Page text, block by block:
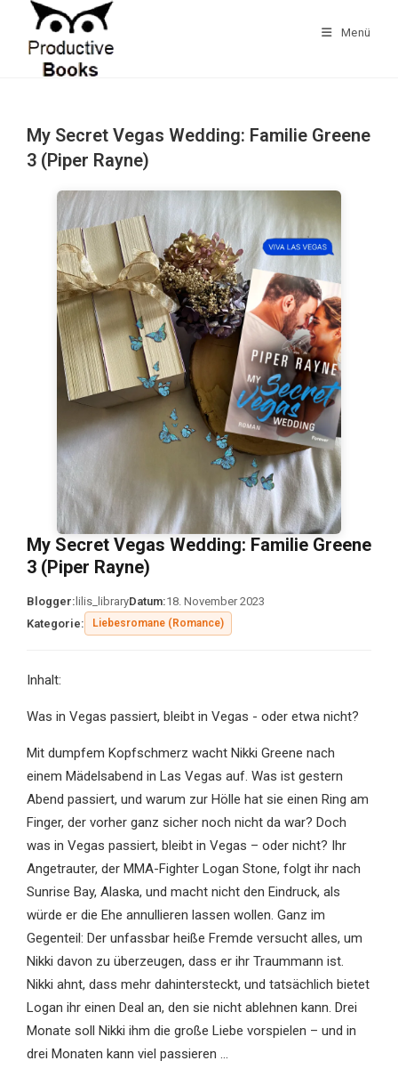
springen
Menü
My Secret Vegas Wedding: Familie Greene
3 (Piper Rayne)
My Secret Vegas Wedding: Familie Greene
3 (Piper Rayne)
Blogger: lilis_libraryDatum:18. November 2023
Kategorie:
Liebesromane (Romance)
Inhalt:
Was in Vegas passiert, bleibt in Vegas - oder etwa nicht?
Mit dumpfem Kopfschmerz wacht Nikki Greene nach
einem Mädelsabend in Las Vegas auf. Was ist gestern
Abend passiert, und warum zur Hölle hat sie einen Ring am
Finger, der vorher ganz sicher noch nicht da war? Doch
was in Vegas passiert, bleibt in Vegas – oder nicht? Ihr
Angetrauter, der MMA-Fighter Logan Stone, folgt ihr nach
Sunrise Bay, Alaska, und macht nicht den Eindruck, als
würde er die Ehe annullieren lassen wollen. Ganz im
Gegenteil: Der unfassbar heiße Fremde versucht alles, um
Nikki davon zu überzeugen, dass er ihr Traummann ist.
Nikki ahnt, dass mehr dahintersteckt, und tatsächlich bietet
Logan ihr einen Deal an, den sie nicht ablehnen kann. Drei
Monate soll Nikki ihm die große Liebe vorspielen – und in
drei Monaten kann viel passieren …